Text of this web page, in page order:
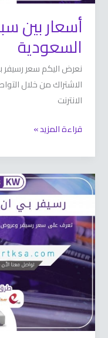
أسعار بين
السعودية
نعرض اليكم سعر
الاشتراك من خلال
الانترنت
قراءة المزيد »
رسيفر
بي
ان
الجديد
في
السعودية